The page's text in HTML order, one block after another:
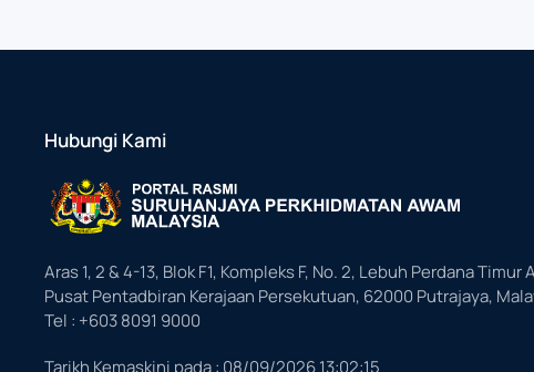
Hubungi Kami
Aras 1, 2 & 4-13, Blok F1, Kompleks F, No. 2, Lebuh Perdana Timur
Pusat Pentadbiran Kerajaan Persekutuan, 62000 Putrajaya,
Tel : +603 8091 9000
Tarikh Kemaskini pada : 08/09/2026 13:02:15